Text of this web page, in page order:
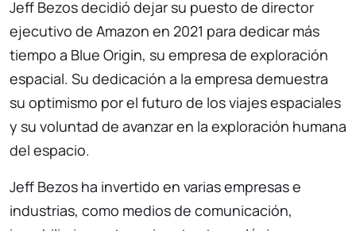
Jeff Bezos decidió dejar su puesto de director
ejecutivo de Amazon en 2021 para dedicar más
tiempo a Blue Origin, su empresa de exploración
espacial. Su dedicación a la empresa demuestra
su optimismo por el futuro de los viajes espaciales
y su voluntad de avanzar en la exploración humana
del espacio.
Jeff Bezos ha invertido en varias empresas e
industrias, como medios de comunicación,